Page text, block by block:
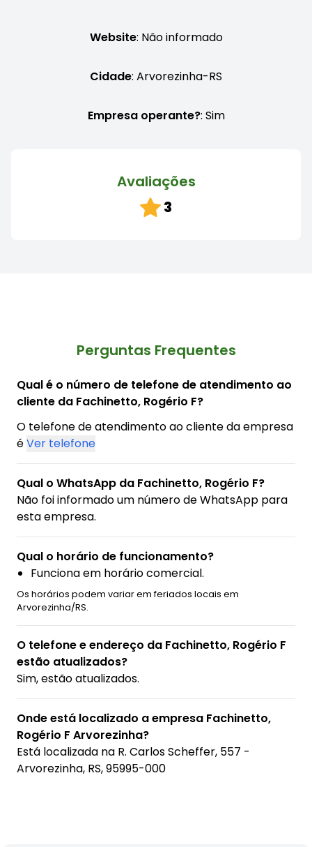
Website: Não informado
Cidade: Arvorezinha-RS
Empresa operante?: Sim
Avaliações
3
Perguntas Frequentes
Qual é o número de telefone de atendimento ao
cliente da Fachinetto, Rogério F?
O telefone de atendimento ao cliente da empresa
éVer telefone
Qual o WhatsApp da Fachinetto, Rogério F?
Não foi informado um número de WhatsApp para
esta empresa.
Qual o horário de funcionamento?
Funciona em horário comercial.
Os horários podem variar em feriados locais em
Arvorezinha/RS.
O telefone e endereço da Fachinetto, Rogério F
estão atualizados?
Sim, estão atualizados.
Onde está localizado a empresa Fachinetto,
Rogério F Arvorezinha?
Está localizada na R. Carlos Scheffer, 557 -
Arvorezinha, RS, 95995-000